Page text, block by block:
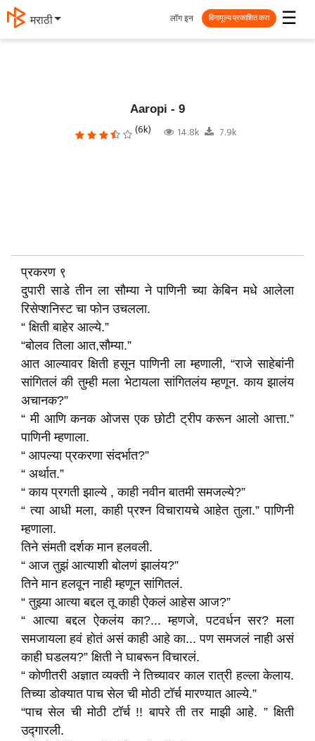
मराठी ☰
लॉग इन विनामूल्य प्रकाशित करा
Aaropi - 9
(6k) 14.8k 7.9k
प्रकरण ९
दुपारी साडे तीन ला सौम्या ने पाणिनी च्या केबिन मधे आलेला
रिसेप्शनिस्ट चा फोन उचलला.
“ क्षिती बाहेर आल्ये.”
“बोलव तिला आत,सौम्या.”
आत आल्यावर क्षिती हसून पाणिनी ला म्हणाली, “राजे साहेबांनी
सांगितलं की तुम्ही मला भेटायला सांगितलंय म्हणून. काय झालंय
अचानक?”
“ मी आणि कनक ओजस एक छोटी ट्रीप करून आलो आत्ता.”
पाणिनी म्हणाला.
“ आपल्या प्रकरणा संदर्भात?”
“ अर्थात.”
“ काय प्रगती झाल्ये , काही नवीन बातमी समजल्ये?”
“ त्या आधी मला, काही प्रश्न विचारायचे आहेत तुला.” पाणिनी
म्हणाला.
तिने संमती दर्शक मान हलवली.
“ आज तुझं आत्याशी बोलणं झालंय?”
तिने मान हलवून नाही म्हणून सांगितलं.
“ तुझ्या आत्या बद्दल तू काही ऐकलं आहेस आज?”
“ आत्या बद्दल ऐकलंय का?... म्हणजे, पटवर्धन सर? मला
समजायला हवं होतं असं काही आहे का... पण समजलं नाही असं
काही घडलय?” क्षिती ने घाबरून विचारलं.
“ कोणीतरी अज्ञात व्यक्ती ने तिच्यावर काल रात्री हल्ला केलाय.
तिच्या डोक्यात पाच सेल ची मोठी टॉर्च मारण्यात आल्ये.”
“पाच सेल ची मोठी टॉर्च !! बापरे ती तर माझी आहे. ” क्षिती
उद्गारली.